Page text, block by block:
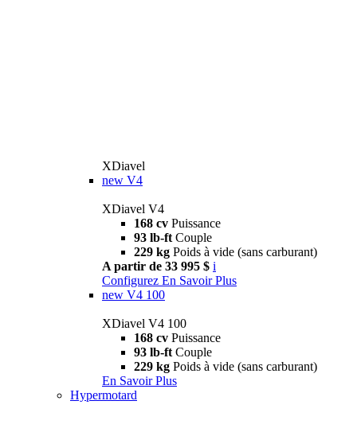
XDiavel
new V4
XDiavel V4
168 cv Puissance
93 lb-ft Couple
229 kg Poids à vide (sans carburant)
A partir de 33 995 $ i
Configurez En Savoir Plus
new V4 100
XDiavel V4 100
168 cv Puissance
93 lb-ft Couple
229 kg Poids à vide (sans carburant)
En Savoir Plus
Hypermotard